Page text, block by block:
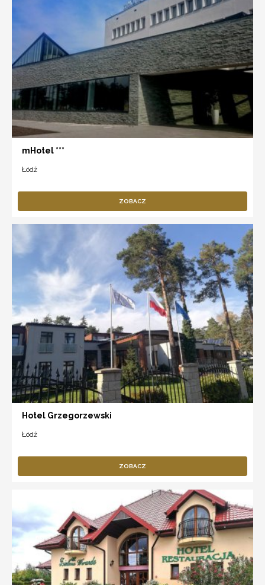
mHotel ***
Łódź
ZOBACZ
Hotel Grzegorzewski
Łódź
ZOBACZ